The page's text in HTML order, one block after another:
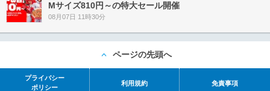
Mサイズ810円～の特大セール開催
08月07日 11時30分
ページの先頭へ
プライバシー
ポリシー
利用規約 免責事項